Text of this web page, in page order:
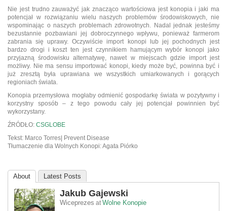
Nie jest trudno zauważyć jak znacząco wartościowa jest konopia i jaki ma
potencjał w rozwiązaniu wielu naszych problemów środowiskowych, nie
wspominając o naszych problemach zdrowotnych. Nadal jednak jesteśmy
bezustannie pozbawiani jej dobroczynnego wpływu, ponieważ farmerom
zabrania się uprawy. Oczywiście import konopi lub jej pochodnych jest
bardzo drogi i koszt ten jest czynnikiem hamującym wybór konopi jako
przyjazną środowisku alternatywę, nawet w miejscach gdzie import jest
możliwy. Nie ma sensu importować konopi, kiedy może być, powinna być i
już zresztą była uprawiana we wszystkich umiarkowanych i gorących
regioniach świata.
Konopia przemysłowa mogłaby odmienić gospodarkę świata w pozytywny i
korzystny sposób – z tego powodu cały jej potencjał powinnien być
wykorzystany.
ŹRÓDŁO: CSGLOBE
Tekst: Marco Torres| Prevent Disease
Tłumaczenie dla Wolnych Konopi: Agata Piórko
About Latest Posts
Jakub Gajewski
Wiceprezes atWolne Konopie